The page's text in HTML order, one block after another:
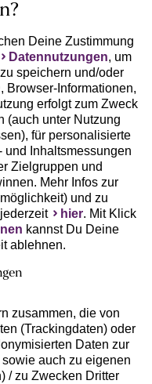
Deine Zustimmung
Datennutzungen, um
speichern und/oder
Browser-Informationen,
erfolgt zum Zweck
(auch unter Nutzung
für personalisierte
und Inhaltsmessungen
Zielgruppen und
Mehr Infos zur
und zu
hier. Mit Klick
kannst Du Deine
ablehnen.
zusammen, die von
(Trackingdaten) oder
Daten zur
auch zu eigenen
/ zu Zwecken Dritter